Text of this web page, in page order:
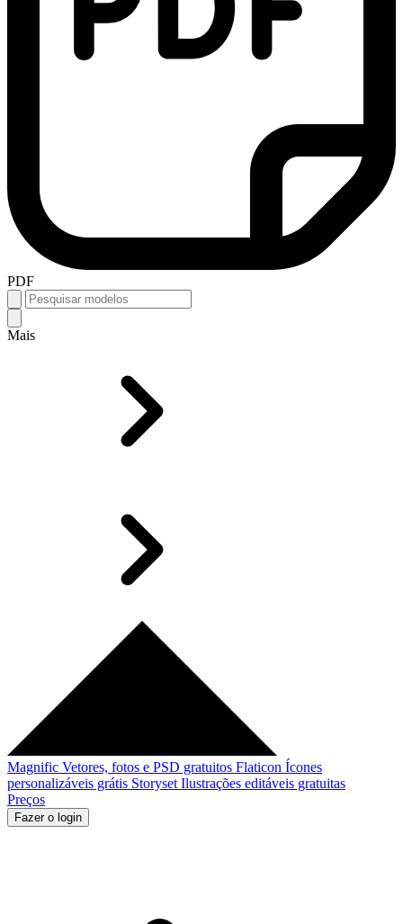
PDF
Mais
Magnific Vetores, fotos e PSD gratuitos Flaticon Ícones
personalizáveis grátis Storyset Ilustrações editáveis gratuitas
Preços
Fazer o login